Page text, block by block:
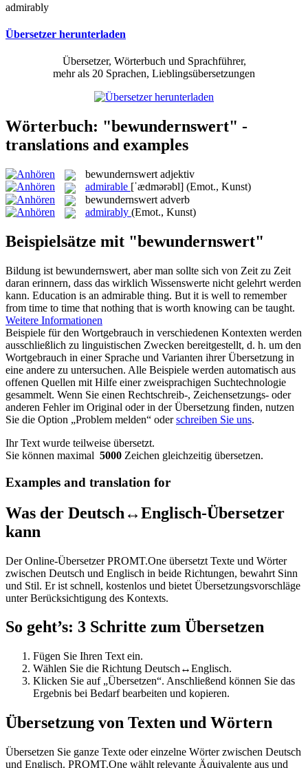
admirably
Übersetzer herunterladen
Übersetzer, Wörterbuch und Sprachführer,
mehr als 20 Sprachen, Lieblingsübersetzungen
Wörterbuch: "bewundernswert" -
translations and examples
bewundernswert adjektiv
admirable [ˈædmərəbl] (Emot., Kunst)
bewundernswert adverb
admirably (Emot., Kunst)
Beispielsätze mit "bewundernswert"
Bildung ist bewundernswert, aber man sollte sich von Zeit zu Zeit
daran erinnern, dass das wirklich Wissenswerte nicht gelehrt werden
kann. Education is an admirable thing. But it is well to remember
from time to time that nothing that is worth knowing can be taught.
Weitere Informationen
Beispiele für den Wortgebrauch in verschiedenen Kontexten werden
ausschließlich zu linguistischen Zwecken bereitgestellt, d. h. um den
Wortgebrauch in einer Sprache und Varianten ihrer Übersetzung in
eine andere zu untersuchen. Alle Beispiele werden automatisch aus
offenen Quellen mit Hilfe einer zweisprachigen Suchtechnologie
gesammelt. Wenn Sie einen Rechtschreib-, Zeichensetzungs- oder
anderen Fehler im Original oder in der Übersetzung finden, nutzen
Sie die Option „Problem melden“ oderschreiben Sie uns.
Ihr Text wurde teilweise übersetzt.
Sie können maximal 5000 Zeichen gleichzeitig übersetzen.
Examples and translation for
Was der Deutsch↔Englisch-Übersetzer
kann
Der Online-Übersetzer PROMT.One übersetzt Texte und Wörter
zwischen Deutsch und Englisch in beide Richtungen, bewahrt Sinn
und Stil. Er ist schnell, kostenlos und bietet Übersetzungsvorschläge
unter Berücksichtigung des Kontexts.
So geht’s: 3 Schritte zum Übersetzen
Fügen Sie Ihren Text ein.
Wählen Sie die Richtung Deutsch↔Englisch.
Klicken Sie auf „Übersetzen“. Anschließend können Sie das
Ergebnis bei Bedarf bearbeiten und kopieren.
Übersetzung von Texten und Wörtern
Übersetzen Sie ganze Texte oder einzelne Wörter zwischen Deutsch
und Englisch. PROMT.One wählt relevante Äquivalente aus und